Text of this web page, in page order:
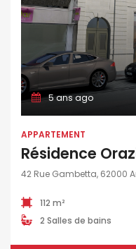
5 ans ago
APPARTEMENT
Résidence
42 Rue Gambetta, 62000
112 m²
2 Salles de bains